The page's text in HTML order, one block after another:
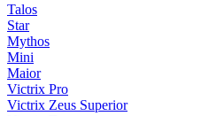
Talos
Star
Mythos
Mini
Maior
Victrix Pro
Victrix Zeus Superior